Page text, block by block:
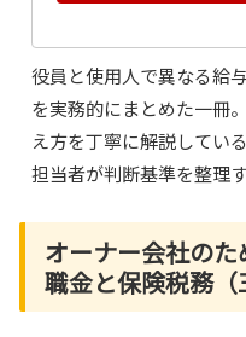
役員と使用人で異なる給
を実務的にまとめた一冊
え方を丁寧に解説してい
担当者が判断基準を整理
オーナー会社の
職金と保険税務（